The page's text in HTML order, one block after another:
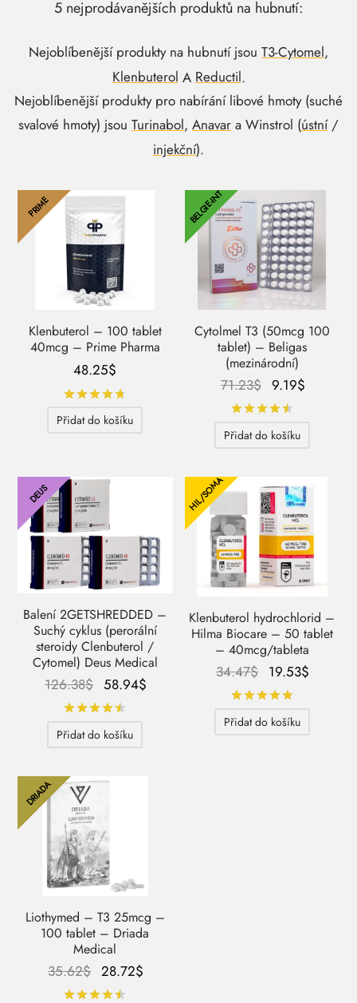
5 nejprodávanějších produktů na hubnutí:
Nejoblíbenější produkty na hubnutí jsou T3-Cytomel,
Klenbuterol A Reductil.
Nejoblíbenější produkty pro nabírání libové hmoty (suché
svalové hmoty) jsou Turinabol, Anavar a Winstrol (ústní/
injekční).
PRIME
Klenbuterol – 100 tablet
40mcg – Prime Pharma
48.25$
Přidat do košíku
BELGIE-INT
Cytolmel T3 (50mcg 100
tablet) – Beligas
(mezinárodní)
71.23$ Původní
cena
71.23$.
9.19$
Přidat do košíku
DEUS
Balení 2GETSHREDDED –
Suchý cyklus (perorální
steroidy Clenbuterol /
Cytomel) Deus Medical
126.38$ Původní
cena
126.38$.
58.94$
Přidat do košíku
HIL/SOMA
Klenbuterol hydrochlorid –
Hilma Biocare – 50 tablet
– 40mcg/tableta
34.47$ Původní
cena
34.47$.
19.53$
Přidat do košíku
DRIADA
Liothymed – T3 25mcg –
100 tablet – Driada
Medical
35.62$ Původní
cena
28.72$